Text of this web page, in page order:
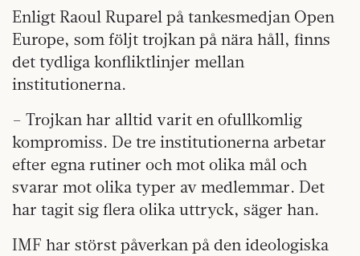
Enligt Raoul Ruparel på tankesmedjan Open
Europe, som följt trojkan på nära håll, finns
det tydliga konfliktlinjer mellan
institutionerna.
– Trojkan har alltid varit en ofullkomlig
kompromiss. De tre institutionerna arbetar
efter egna rutiner och mot olika mål och
svarar mot olika typer av medlemmar. Det
har tagit sig flera olika uttryck, säger han.
IMF har störst påverkan på den ideologiska